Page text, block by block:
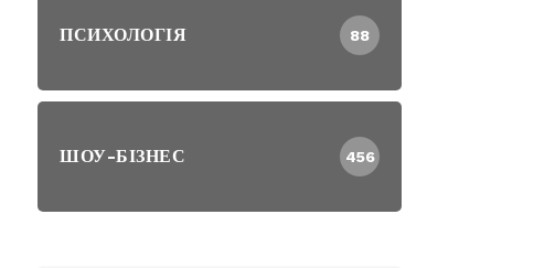
ПСИХОЛОГІЯ 88
ШОУ-БІЗНЕС 456